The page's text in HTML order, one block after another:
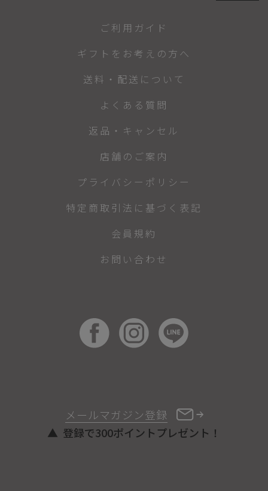
メールマガジン登録
登録で300ポイントプレゼント！
ご利用ガイド
ギフトをお考えの方へ
送料・配送について
よくある質問
返品・キャンセル
店舗のご案内
プライバシーポリシー
特定商取引法に基づく表記
会員規約
お問い合わせ